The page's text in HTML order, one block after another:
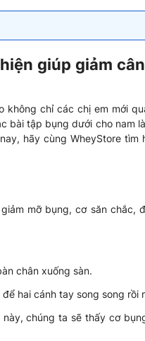
giúp giảm
chỉ các chị em mới
bài tập bụng dưới cho nam
hãy cùng WheyStore
mỡ bụng, cơ săn chắc,
chân xuống sàn.
hai cánh tay song song rồi
chúng ta sẽ thấy cơ